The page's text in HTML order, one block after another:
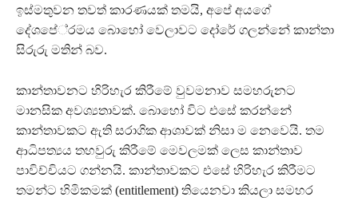
ඉස්මතුවන තවත් කාරණයක් තමයි, අපේ අයගේ
දේශපේ‍්‍රමය බොහෝ වෙලාවට දෝරේ ගලන්නේ කාන්තා
සිරුරු මතින් බව.
කාන්තාවනට හිරිහැර කිරීමේ වුවමනාව සමහරුනට
මානසික අවශ්‍යතාවක්. බොහෝ විට එසේ කරන්නේ
කාන්තාවකට ඇති සරාගික ආශාවක් නිසා ම නෙවෙයි. තම
ආධිපත්‍යය තහවුරු කිරීමේ මෙවලමක් ලෙස කාන්තාව
පාවිච්චියට ගන්නයි. කාන්තාවකට එසේ හිරිහැර කිරීමට
තමන්ට හිමිකමක් (entitlement) තියෙනවා කියලා සමහර